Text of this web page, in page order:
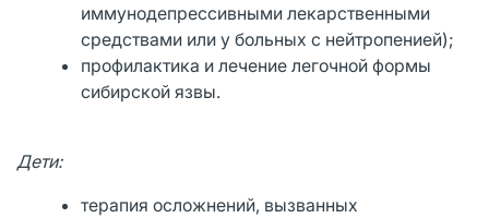
иммунодепрессивными лекарственными
средствами или у больных с нейтропенией);
профилактика и лечение легочной формы
сибирской язвы.
Дети:
терапия осложнений, вызванных